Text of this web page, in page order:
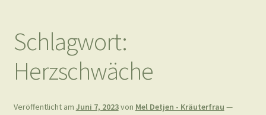
Schlagwort:
Herzschwäche
Veröffentlicht am Juni 7, 2023von Mel Detjen - Kräuterfrau —